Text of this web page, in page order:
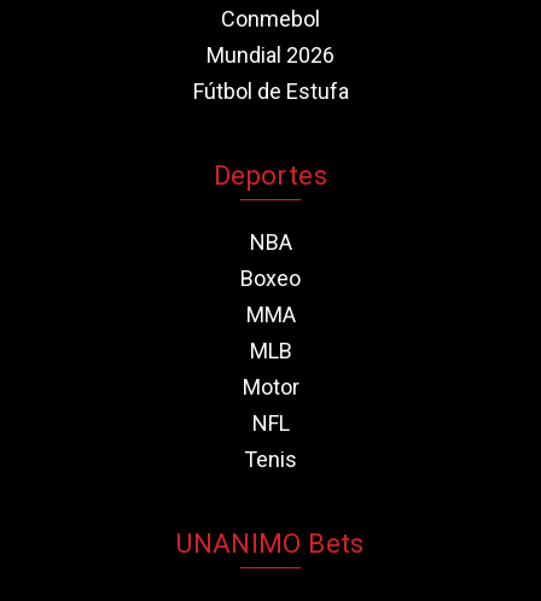
Conmebol
Mundial 2026
Fútbol de Estufa
Deportes
NBA
Boxeo
MMA
MLB
Motor
NFL
Tenis
UNANIMO Bets